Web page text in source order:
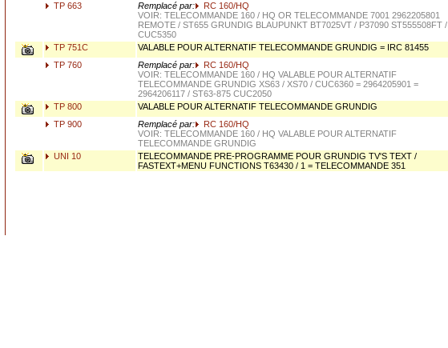
TP 663 Remplacé par:
RC 160/HQ
VOIR: TELECOMMANDE 160 / HQ OR TELECOMMANDE 7001 2962205801
REMOTE / ST655 GRUNDIG BLAUPUNKT BT7025VT / P37090 ST555508FT /
CUC5350
TP 751C VALABLE POUR ALTERNATIF TELECOMMANDE GRUNDIG = IRC 81455
TP 760
Remplacé par:
RC 160/HQ
VOIR: TELECOMMANDE 160 / HQ VALABLE POUR ALTERNATIF
TELECOMMANDE GRUNDIG XS63 / XS70 / CUC6360 = 2964205901 =
2964206117 / ST63-875 CUC2050
TP 800 VALABLE POUR ALTERNATIF TELECOMMANDE GRUNDIG
TP 900
Remplacé par:
RC 160/HQ
VOIR: TELECOMMANDE 160 / HQ VALABLE POUR ALTERNATIF
TELECOMMANDE GRUNDIG
UNI 10
TELECOMMANDE PRE-PROGRAMME POUR GRUNDIG TV'S TEXT /
FASTEXT+MENU FUNCTIONS T63430 / 1 = TELECOMMANDE 351